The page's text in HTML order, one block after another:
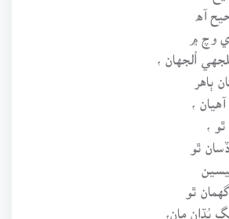
آه
وچ ۾
اُلجهان ،
ٻاهر
،
ٿو ،
ٿو
ٿو
ٻُڌان مان،